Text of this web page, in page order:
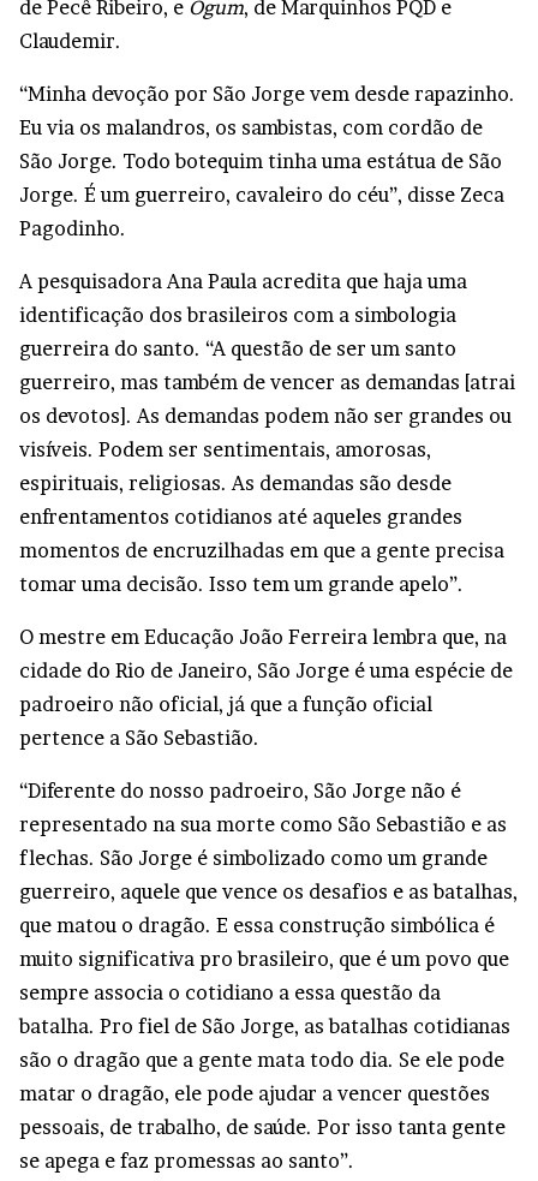
de Pecê Ribeiro, e Ogum, de Marquinhos PQD e
Claudemir.
“Minha devoção por São Jorge vem desde rapazinho.
Eu via os malandros, os sambistas, com cordão de
São Jorge. Todo botequim tinha uma estátua de São
Jorge. É um guerreiro, cavaleiro do céu”, disse Zeca
Pagodinho.
A pesquisadora Ana Paula acredita que haja uma
identificação dos brasileiros com a simbologia
guerreira do santo. “A questão de ser um santo
guerreiro, mas também de vencer as demandas [atrai
os devotos]. As demandas podem não ser grandes ou
visíveis. Podem ser sentimentais, amorosas,
espirituais, religiosas. As demandas são desde
enfrentamentos cotidianos até aqueles grandes
momentos de encruzilhadas em que a gente precisa
tomar uma decisão. Isso tem um grande apelo”.
O mestre em Educação João Ferreira lembra que, na
cidade do Rio de Janeiro, São Jorge é uma espécie de
padroeiro não oficial, já que a função oficial
pertence a São Sebastião.
“Diferente do nosso padroeiro, São Jorge não é
representado na sua morte como São Sebastião e as
flechas. São Jorge é simbolizado como um grande
guerreiro, aquele que vence os desafios e as batalhas,
que matou o dragão. E essa construção simbólica é
muito significativa pro brasileiro, que é um povo que
sempre associa o cotidiano a essa questão da
batalha. Pro fiel de São Jorge, as batalhas cotidianas
são o dragão que a gente mata todo dia. Se ele pode
matar o dragão, ele pode ajudar a vencer questões
pessoais, de trabalho, de saúde. Por isso tanta gente
se apega e faz promessas ao santo”.